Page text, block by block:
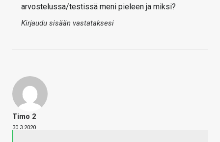
arvostelussa/testissä meni pieleen ja miksi?
Kirjaudu sisään vastataksesi
Timo 2
30.3.2020